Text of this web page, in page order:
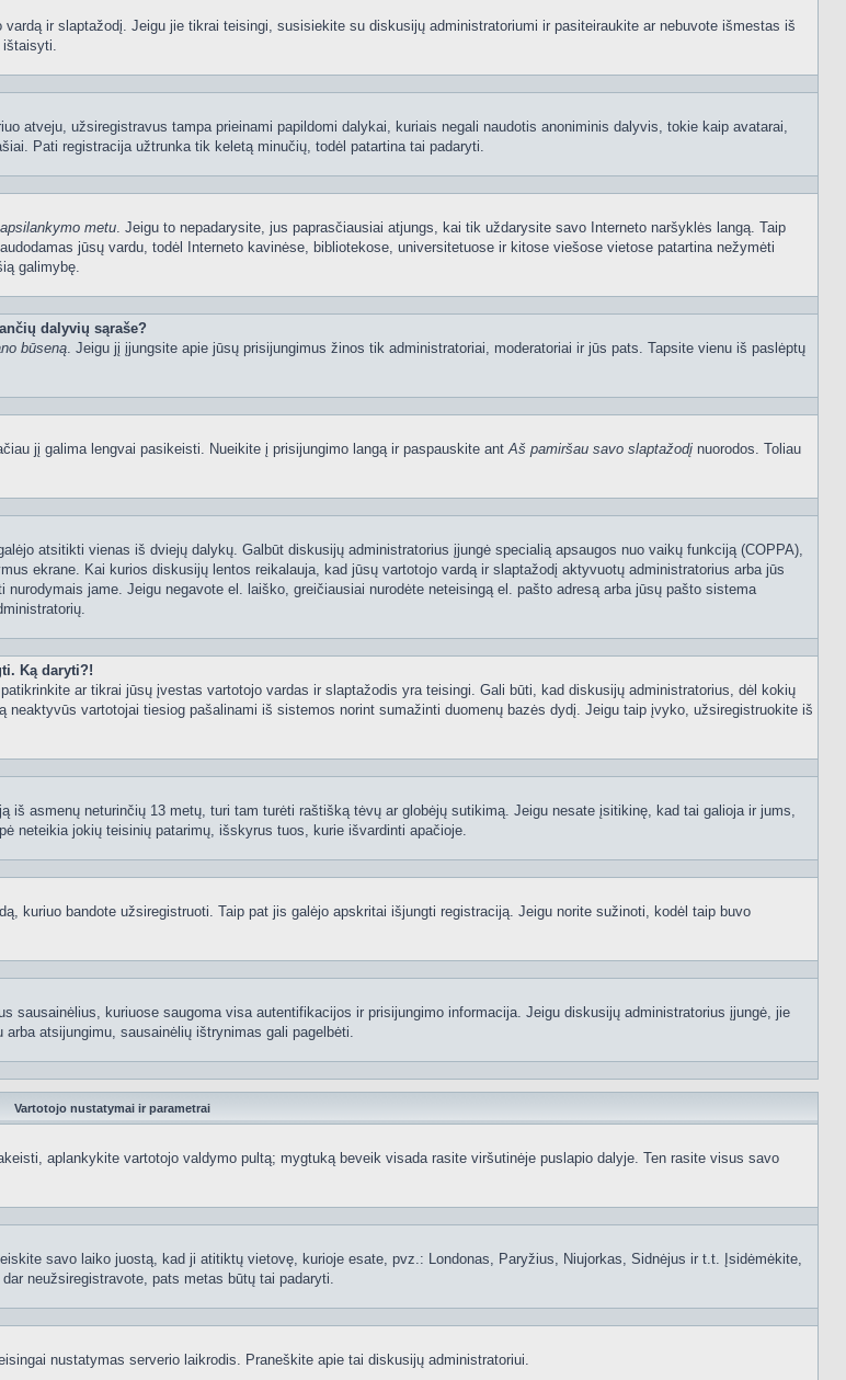
ir slaptažodį. Jeigu jie tikrai teisingi, susisiekite su diskusijų administratoriumi ir pasiteiraukite ar nebuvote išmestas iš
ištaisyti.
atveju, užsiregistravus tampa prieinami papildomi dalykai, kuriais negali naudotis anoniminis dalyvis, tokie kaip avatarai,
Pati registracija užtrunka tik keletą minučių, todėl patartina tai padaryti.
metu. Jeigu to nepadarysite, jus paprasčiausiai atjungs, kai tik uždarysite savo Interneto naršyklės langą. Taip
jūsų vardu, todėl Interneto kavinėse, bibliotekose, universitetuose ir kitose viešose vietose patartina nežymėti
galimybę.
dalyvių sąraše?
būseną. Jeigu jį įjungsite apie jūsų prisijungimus žinos tik administratoriai, moderatoriai ir jūs pats. Tapsite vienu iš paslėptų
jį galima lengvai pasikeisti. Nueikite į prisijungimo langą ir paspauskite antAš pamiršau savo slaptažodį nuorodos. Toliau
atsitikti vienas iš dviejų dalykų. Galbūt diskusijų administratorius įjungė specialią apsaugos nuo vaikų funkciją (COPPA),
ekrane. Kai kurios diskusijų lentos reikalauja, kad jūsų vartotojo vardą ir slaptažodį aktyvuotų administratorius arba jūs
jame. Jeigu negavote el. laiško, greičiausiai nurodėte neteisingą el. pašto adresą arba jūsų pašto sistema
Ką daryti?!
ar tikrai jūsų įvestas vartotojo vardas ir slaptažodis yra teisingi. Gali būti, kad diskusijų administratorius, dėl kokių
vartotojai tiesiog pašalinami iš sistemos norint sumažinti duomenų bazės dydį. Jeigu taip įvyko, užsiregistruokite iš
asmenų neturinčių 13 metų, turi tam turėti raštišką tėvų ar globėjų sutikimą. Jeigu nesate įsitikinę, kad tai galioja ir jums,
neteikia jokių teisinių patarimų, išskyrus tuos, kurie išvardinti apačioje.
kuriuo bandote užsiregistruoti. Taip pat jis galėjo apskritai išjungti registraciją. Jeigu norite sužinoti, kodėl taip buvo
sausainėlius, kuriuose saugoma visa autentifikacijos ir prisijungimo informacija. Jeigu diskusijų administratorius įjungė, jie
atsijungimu, sausainėlių ištrynimas gali pagelbėti.
Vartotojo nustatymai ir parametrai
aplankykite vartotojo valdymo pultą; mygtuką beveik visada rasite viršutinėje puslapio dalyje. Ten rasite visus savo
savo laiko juostą, kad ji atitiktų vietovę, kurioje esate, pvz.: Londonas, Paryžius, Niujorkas, Sidnėjus ir t.t. Įsidėmėkite,
neužsiregistravote, pats metas būtų tai padaryti.
nustatymas serverio laikrodis. Praneškite apie tai diskusijų administratoriui.